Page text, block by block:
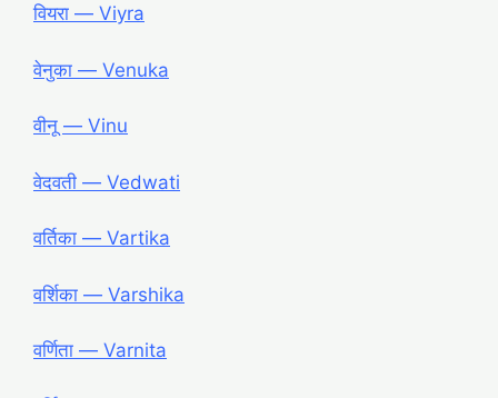
वियरा ― Viyra
वेनुका ― Venuka
वीनू ― Vinu
वेदवती ― Vedwati
वर्तिका ― Vartika
वर्शिका ― Varshika
वर्णिता ― Varnita